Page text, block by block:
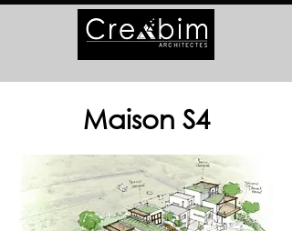
Maison S4